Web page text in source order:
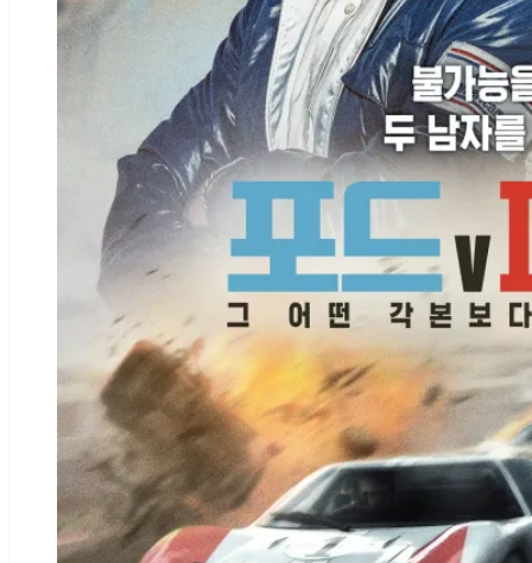
[포드 v 페라리 포스터 / 출처 :한국영화데이터베이스]